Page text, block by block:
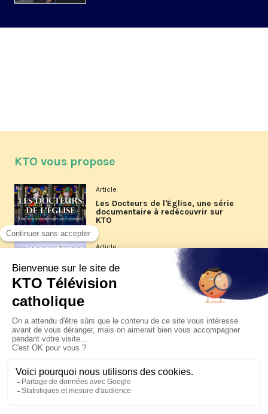
KTO vous propose
Article
Les Docteurs de l'Église, une série
documentaire à redécouvrir sur
KTO
Article
Les reportages d'été 2026 de KTO
La visite pastorale du pape Léon
XIV à Assise à suivre sur KTO le
jeudi 6 août
Le pape en Uruguay, Argentine et
Pérou du 6 au 17 novembre 2026